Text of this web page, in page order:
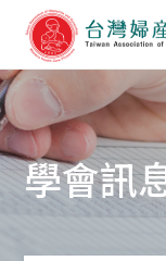
學會訊